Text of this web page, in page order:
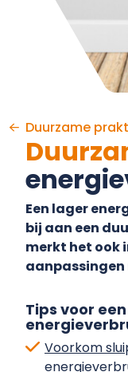
Duurzame
Een lager
bij aan een
merkt het ook
aanpassingen
Tips voor
Voorkom